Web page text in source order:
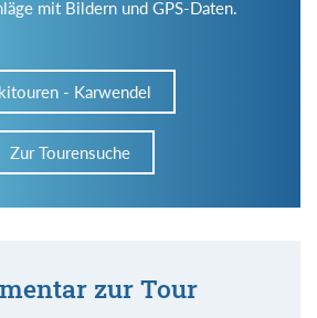
mit Bildern und GPS-Daten.
- Karwendel
Zur Tourensuche
zur Tour